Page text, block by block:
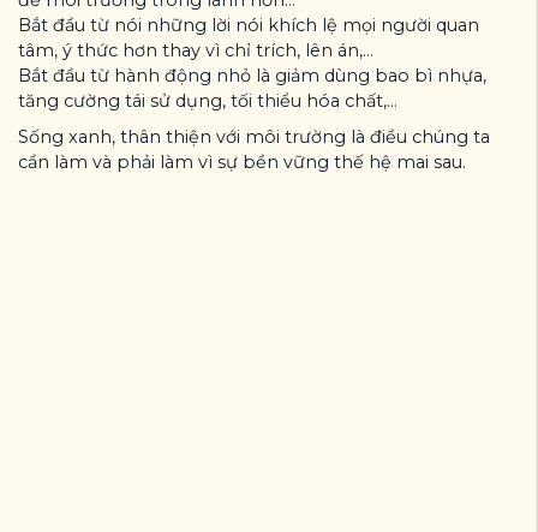
Bắt đầu từ nói những lời nói khích lệ mọi người quan
tâm, ý thức hơn thay vì chỉ trích, lên án,...
Bắt đầu từ hành động nhỏ là giảm dùng bao bì nhựa,
tăng cường tái sử dụng, tối thiểu hóa chất,...
Sống xanh, thân thiện với môi trường là điều chúng ta
cần làm và phải làm vì sự bền vững thế hệ mai sau.